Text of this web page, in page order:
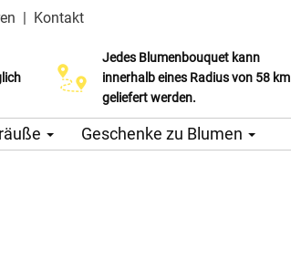
| Kontakt
Jedes Blumenbouquet kann
innerhalb eines Radius von 58 km
geliefert werden.
Geschenke zu Blumen